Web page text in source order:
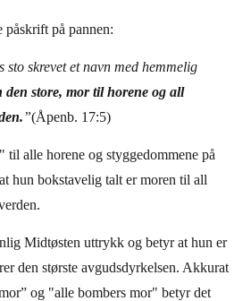
påskrift på pannen:
sto skrevet et navn med hemmelig
den store, mor til horene og all
”(Åpenb. 17:5)
til alle horene og styggedommene på
hun bokstavelig talt er moren til all
Midtøsten uttrykk og betyr at hun er
den største avgudsdyrkelsen. Akkurat
og "alle bombers mor" betyr det